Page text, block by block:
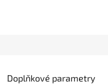
Doplňkové parametry